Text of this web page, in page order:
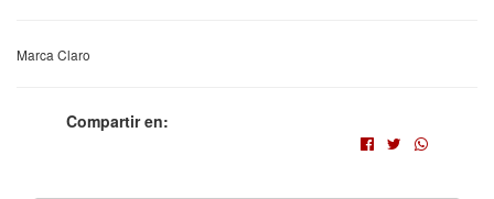
Marca Claro
Compartir en: